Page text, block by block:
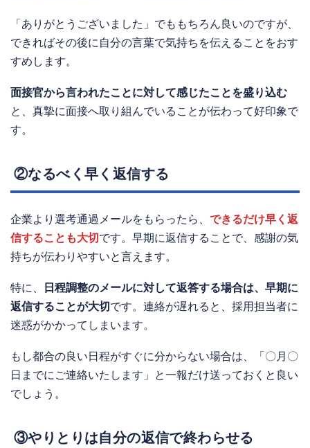
「ありがとうございました」でももちろん良いのですが、
できればその後に自分の言葉で気持ちを伝えることをおす
すめします。
面接官から言われたことに対して感じたことを盛り込む
と、真摯に面接へ取り組んでいることが伝わって好印象で
す。
②なるべく早く返信する
企業より選考通過メールをもらったら、 できるだけ早く返
信することも大切 です。早期に返信することで、感謝の気
持ちが伝わりやすいと言えます。
特に、
日程調整のメールに対して返答する場合は、早期に
返信することが大切です。連絡が遅れると、採用担当者に
迷惑がかかってしまいます。
もし都合の良い日程がすぐに分からない場合は、「〇月〇
日までにご連絡いたします」と一報だけ送っておくと良い
でしょう。
③やりとりは自分の返信で終わらせる